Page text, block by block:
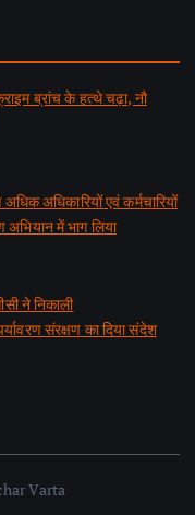
ब्रांच के हत्थे चढ़ा, नौ
अधिकारियों एवं कर्मचारियों
अभियान में भाग लिया
ने निकाली
संरक्षण का दिया संदेश
Varta